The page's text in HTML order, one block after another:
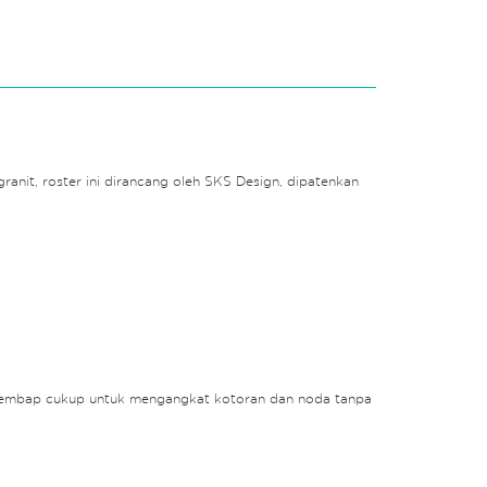
roster ini dirancang oleh SKS Design, dipatenkan
cukup untuk mengangkat kotoran dan noda tanpa